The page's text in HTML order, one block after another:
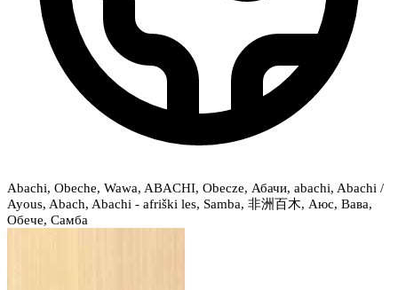
Abachi, Obeche, Wawa, ABACHI, Obecze, Абачи, abachi, Abachi /
Ayous, Abach, Abachi - afriški les, Samba, 非洲百木, Аюс, Вава,
Обече, Самба